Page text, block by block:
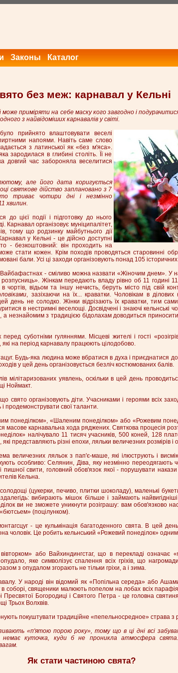
Законы Каталог
без меж: карнавал у Кельні
приміряти на себе маску кого завгодно і
з найвідоміших карнавалів у світі.
прийнято влаштовувати веселі
напоями. Навіть саме слово
з латинської як «без м'яса».
зародилася в глибині століть. Її не
довгий час забороняла веселитися
але його дата коригується
святкове дійство заплановано з 7
триває чотири дні і незмінно
хвилин.
до цієї події і підготовку до нього
Карнавал організовує муніципалітет,
тому що родзинку майбутнього дії
у Кельні - це дійсно доступні
- безкоштовний: він проходить на
стати кожен. Крім походів проводяться старовинні
бали. Усі ці заходи організовують понад 105 історичних
- сміливо можна назвати «Жіночим днем». У
Жінкам передають владу рівно об 11 годині
відьом та іншу нечисть, беруть місто під свій
, зазіхаючи на їх... краватки. Чоловікам в
день не солодко. Жінки відрізають їх краватки, тим
в нестримні веселощі. Досвідчені і знаючі кельнські
а незнайомим з традицією бідолахам доводиться
суботніми гуляннями. Місцеві жителі і гості
на період карнавалу працюють цілодобово.
Будь-яка людина може вбратися в духа і приєднатися до
у цей день організовується безліч костюмованих балів.
мілітаризованих уявлень, оскільки в цей день
Ноймакт.
організовують діти. Учасниками і героями всіх
продемонструвати свої таланти.
понеділком», «Шаленим понеділком» або «Рожевим
масове карнавальна хода ряджених. Святкова процесія
налічувало 11 тисяч учасників, 500 коней, 128
представляють різні епохи, ляльки величезних розмірів і
величезних ляльок з пап'є-маше, які ілюструють і
особливо: Селянин, Діва, яку незмінно переодягають
пишної свити, головний обов'язок якої - порушувати
Кельна.
(цукерки, печиво, плитки шоколаду), маленькі
вибирають мішок більше і займають
ви не зможете уникнути розіграшу: вам обов'язково
(поцілунком).
- це кульмінація багатоденного свята. В цей
чоловік. Це робить кельнський «Рожевий понеділок»
або Вайхиндингстаг, що в перекладі означає
яке символізує спалення всіх гріхів, що
з опудалом згорають не тільки гріхи, а і зима.
У народі він відомий як «Попільна середа» або
в соборі, священики малюють попелом на лобах всіх
Пресвятої Богородиці і Святого Петра - це головна
Трьох Волхвів.
покуштувати традиційне «пепельносредное» страва з
«п'ятою порою року», тому що в ці дні всі
немає куточка, куди б не проникла атмосфера
Як стати частиною свята?